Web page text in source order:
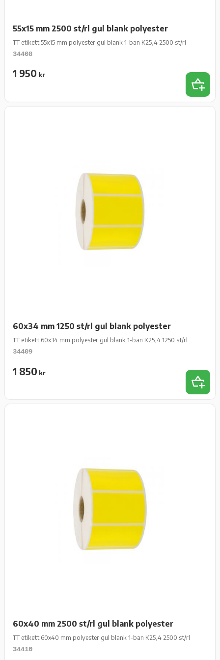
55x15 mm 2500 st/rl gul blank polyester
TT etikett 55x15 mm polyester gul blank 1-ban K25,4 2500 st/rl
34408
1 950 kr
Add
60x34 mm 1250 st/rl gul blank polyester
TT etikett 60x34 mm polyester gul blank 1-ban K25,4 1250 st/rl
34409
1 850 kr
Add
60x40 mm 2500 st/rl gul blank polyester
TT etikett 60x40 mm polyester gul blank 1-ban K25,4 2500 st/rl
34410